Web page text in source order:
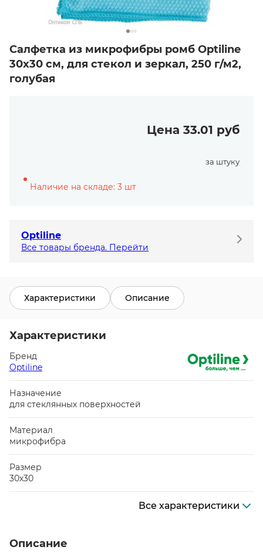
Салфетка из микрофибры ромб Optiline
30х30 см, для стекол и зеркал, 250 г/м2,
голубая
Цена 33.01 руб
за штуку
Наличие на складе: 3 шт
Optiline
Все товары бренда. Перейти
Характеристики Описание
Характеристики
Бренд
Optiline
Назначение
для стеклянных поверхностей
Материал
микрофибра
Размер
30х30
Все характеристики
Описание